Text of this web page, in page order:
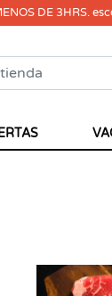
DE 3HRS.